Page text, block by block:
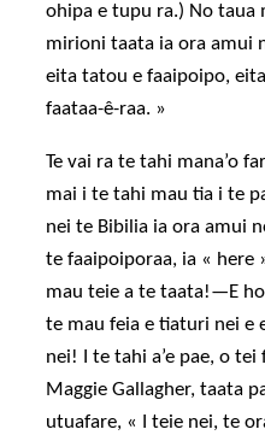
ohipa e tupu ra.) No taua
mirioni taata ia ora amui
eita tatou e faaipoipo,
faataa-ê-raa. »
Te vai ra te tahi mana’o
mai i te tahi mau tia i te
nei te Bibilia ia ora amui
te faaipoiporaa, ia « here
mau teie a te taata!—E
te mau feia e tiaturi nei e
nei! I te tahi a’e pae, o
Maggie Gallagher, taata
utuafare, « I teie nei, te